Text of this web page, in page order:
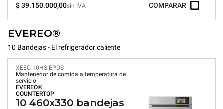
$ 39.150.000,00sin IVA COMPARAR
EVEREO®
10 Bandejas - El refrigerador caliente
XEEC-10HS-EPDS
Mantenedor de comida a temperatura de
servicio
EVEREO®
COUNTERTOP
10 460x330 bandejas